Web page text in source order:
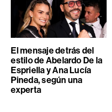
El mensaje detrás del
estilo de Abelardo De la
Espriella y Ana Lucía
Pineda, según una
experta